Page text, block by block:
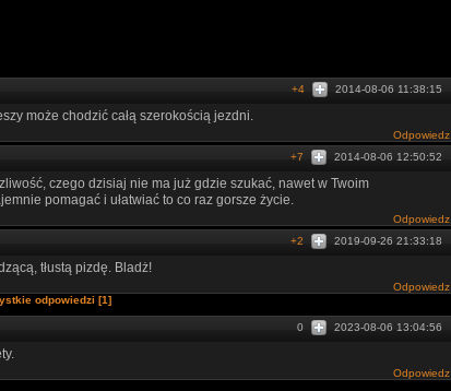
2014-08-06 11:38:15
+4
może chodzić całą szerokością jezdni.
Odpowiedz
2014-08-06 12:50:52
+7
czego dzisiaj nie ma już gdzie szukać, nawet w Twoim
pomagać i ułatwiać to co raz gorsze życie.
Odpowiedz
2019-09-26 21:33:18
+2
tłustą pizdę. Bladż!
Odpowiedz
odpowiedzi [1]
2023-08-06 13:04:56
0
Odpowiedz